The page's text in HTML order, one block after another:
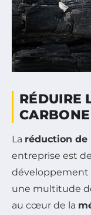
RÉDUIRE
La réduction de
entreprise est
développement
une multitude
au cœur de la